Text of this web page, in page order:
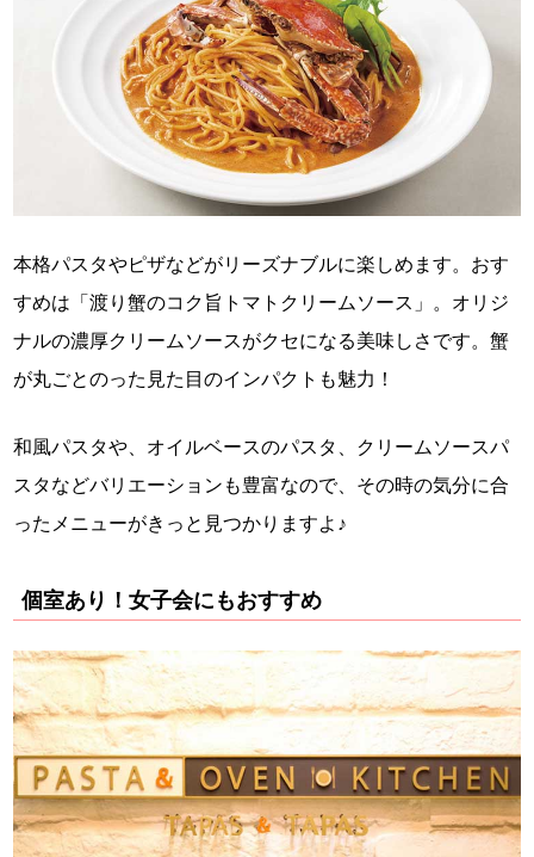
本格パスタやピザなどがリーズナブルに楽しめます。おす
すめは「渡り蟹のコク旨トマトクリームソース」。オリジ
ナルの濃厚クリームソースがクセになる美味しさです。蟹
が丸ごとのった見た目のインパクトも魅力！
和風パスタや、オイルベースのパスタ、クリームソースパ
スタなどバリエーションも豊富なので、その時の気分に合
ったメニューがきっと見つかりますよ♪
個室あり！女子会にもおすすめ